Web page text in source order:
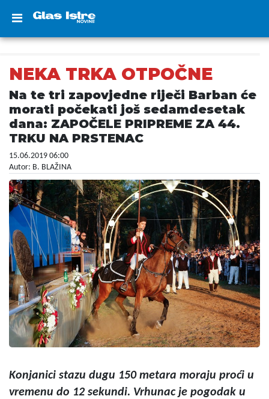
NEKA TRKA OTPOČNE
Na te tri zapovjedne riječi Barban će
morati počekati još sedamdesetak
dana: ZAPOČELE PRIPREME ZA 44.
TRKU NA PRSTENAC
15.06.2019 06:00
Autor: B. BLAŽINA
Konjanici stazu dugu 150 metara moraju proći u
vremenu do 12 sekundi. Vrhunac je pogodak u